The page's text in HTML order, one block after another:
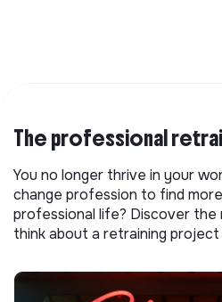
The professional
You no longer thrive in your
change profession to find
professional life? Discover
think about a retraining